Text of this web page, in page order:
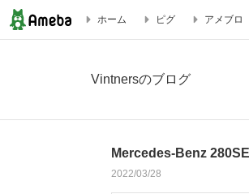
Mercedes-Benz 280SE 3.5/メッキパーツ
ホーム ピグ アメブロ
Vintnersのブログ
Mercedes-Benz
2022/03/28